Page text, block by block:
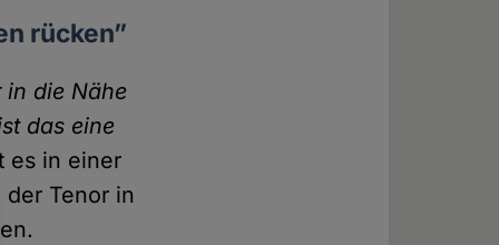
rücken”
in die Nähe
das eine
es in einer
Tenor in